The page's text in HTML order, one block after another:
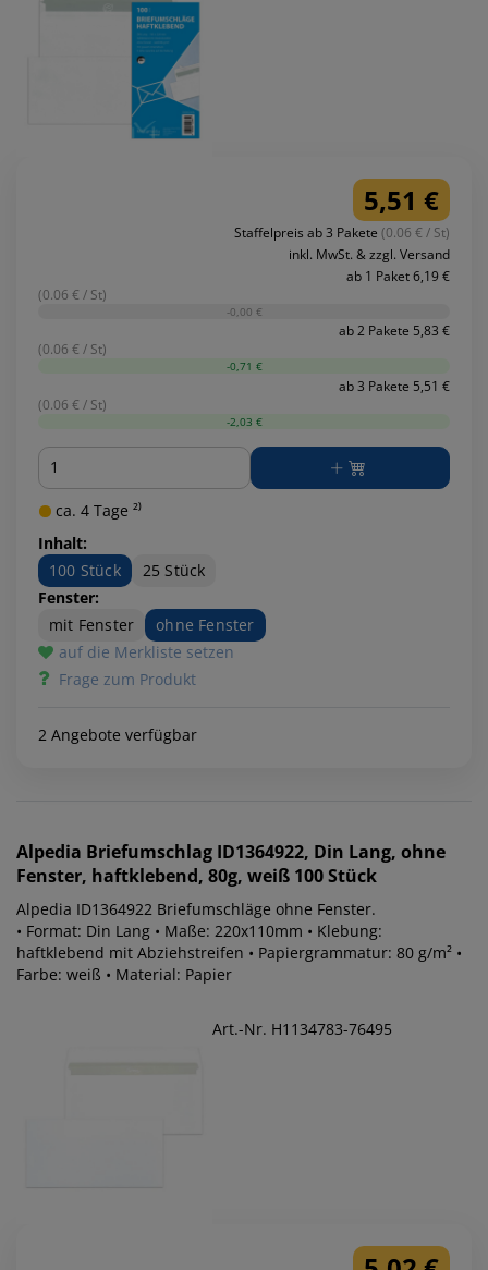
5,51 €
Staffelpreis ab 3 Pakete (0.06 € / St)
inkl. MwSt. & zzgl. Versand
ab 1 Paket 6,19 €
(0.06 € / St)
-0,00 €
ab 2 Pakete 5,83 €
(0.06 € / St)
-0,71 €
ab 3 Pakete 5,51 €
(0.06 € / St)
-2,03 €
Menge
ca. 4 Tage ²⁾
Inhalt:
100 Stück
25 Stück
Fenster:
mit Fenster
ohne Fenster
auf die Merkliste setzen
Frage zum Produkt
2 Angebote verfügbar
Alpedia Briefumschlag ID1364922, Din Lang, ohne
Fenster, haftklebend, 80g, weiß 100 Stück
Alpedia ID1364922 Briefumschläge ohne Fenster.
• Format: Din Lang • Maße: 220x110mm • Klebung:
haftklebend mit Abziehstreifen • Papiergrammatur: 80 g/m² •
Farbe: weiß • Material: Papier
Art.-Nr. H1134783-76495